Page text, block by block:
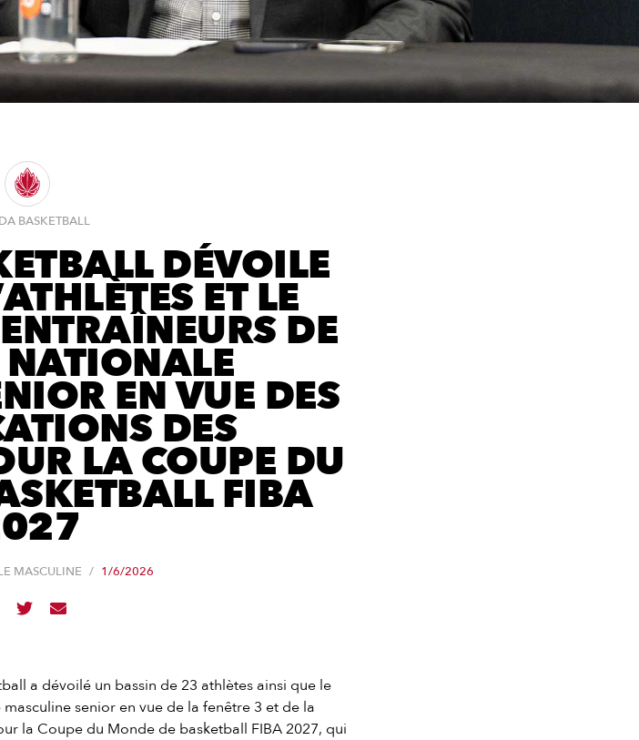
BASKETBALL
DÉVOILE
ET LE
DE
NATIONALE
EN VUE DES
DES
LA COUPE DU
FIBA
MASCULINE / 1/6/2026
 
a dévoilé un bassin de 23 athlètes ainsi que le
senior en vue de la fenêtre 3 et de la
la Coupe du Monde de basketball FIBA 2027, qui